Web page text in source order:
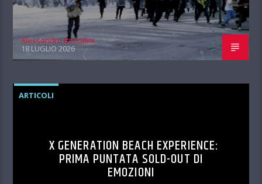
Alessandro Boccalini
18 LUGLIO 2026
ARTICOLI
X GENERATION BEACH EXPERIENCE:
PRIMA PUNTATA SOLD-OUT DI
EMOZIONI